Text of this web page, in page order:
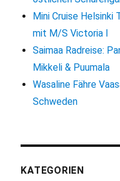
Mini Cruise Helsinki
mit M/S Victoria I
Saimaa Radreise:
Mikkeli & Puumala
Wasaline Fähre
Schweden
KATEGORIEN